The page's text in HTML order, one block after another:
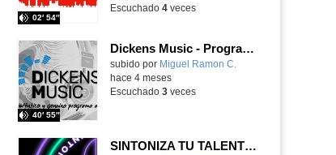
02′ 54″
Escuchado 4veces
Dickens Music - Programa 12, Temporada 7
subido por Miguel Ramon C.
40′ 55″
hace 4 meses
Escuchado 3veces
SINTONIZA TU TALENTO_TECNOLOGÍA